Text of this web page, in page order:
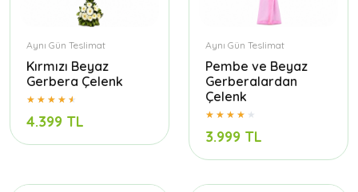
Aynı Gün Teslimat
Kırmızı Beyaz
Gerbera Çelenk
4.399 TL
Aynı Gün Teslimat
Pembe ve Beyaz
Gerberalardan
Çelenk
3.999 TL